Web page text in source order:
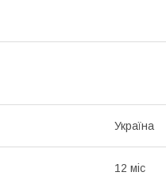
Україна
12 міс